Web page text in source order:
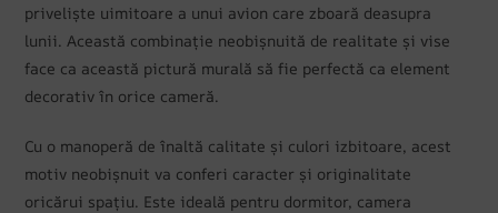
priveliște uimitoare a unui avion care zboară deasupra
lunii. Această combinație neobișnuită de realitate și vise
face ca această pictură murală să fie perfectă ca element
decorativ în orice cameră.
Cu o manoperă de înaltă calitate și culori izbitoare, acest
motiv neobișnuit va conferi caracter și originalitate
oricărui spațiu. Este ideală pentru dormitor, camera